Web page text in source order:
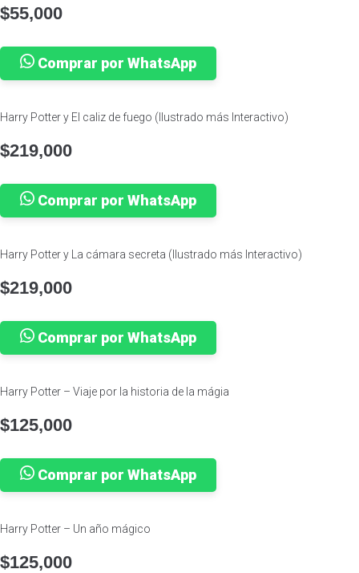
$55,000
Comprar por WhatsApp
Harry Potter y El caliz de fuego (Ilustrado más Interactivo)
$219,000
Comprar por WhatsApp
Harry Potter y La cámara secreta (Ilustrado más Interactivo)
$219,000
Comprar por WhatsApp
Harry Potter – Viaje por la historia de la mágia
$125,000
Comprar por WhatsApp
Harry Potter – Un año mágico
$125,000